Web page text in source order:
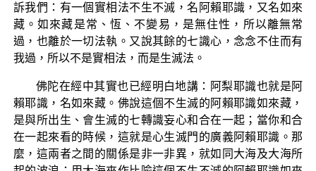
訴我們：有一個實相法不生不滅，名阿賴耶識，又名如來
藏。如來藏是常、恆、不變易，是無住性，所以離無常
過，也離於一切法執。又說其餘的七識心，念念不住而有
我過，所以不是實相法，而是生滅法。
佛陀在經中其實也已經明白地講：阿梨耶識也就是阿
賴耶識，名如來藏。佛說這個不生滅的阿賴耶識如來藏，
是與所出生、會生滅的七轉識妄心和合在一起；當你和合
在一起來看的時候，這就是心生滅門的廣義阿賴耶識。那
麼，這兩者之間的關係是非一非異，就如同大海及大海所